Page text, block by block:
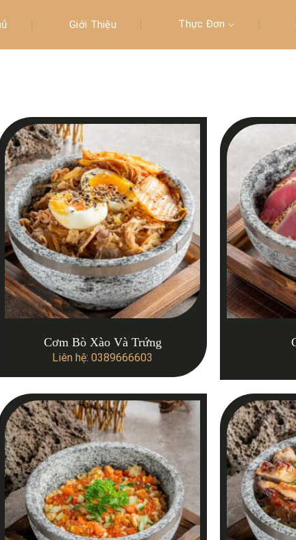
Giới Thiệu Thực Đơn
Cơm Bò Xào Và Trứng
Liên hệ: 0389666603